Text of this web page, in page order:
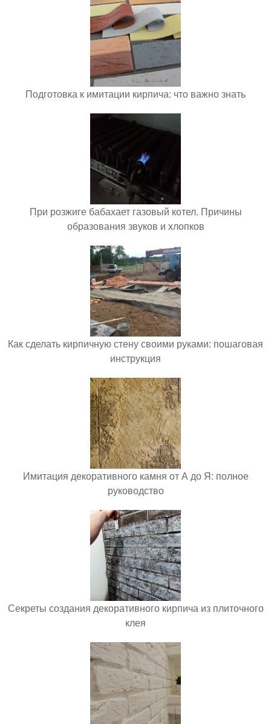
Подготовка к имитации кирпича: что важно знать
При розжиге бабахает газовый котел. Причины
образования звуков и хлопков
Как сделать кирпичную стену своими руками: пошаговая
инструкция
Имитация декоративного камня от А до Я: полное
руководство
Секреты создания декоративного кирпича из плиточного
клея